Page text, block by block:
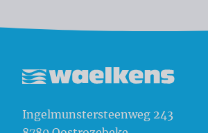
Ingelmunstersteenweg 243